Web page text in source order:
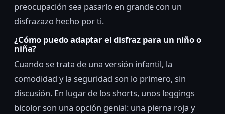
preocupación sea pasarlo en grande con un
disfrazazo hecho por ti.
¿Cómo puedo adaptar el disfraz para un niño o
niña?
Cuando se trata de una versión infantil, la
comodidad y la seguridad son lo primero, sin
discusión. En lugar de los shorts, unos leggings
bicolor son una opción genial: una pierna roja y